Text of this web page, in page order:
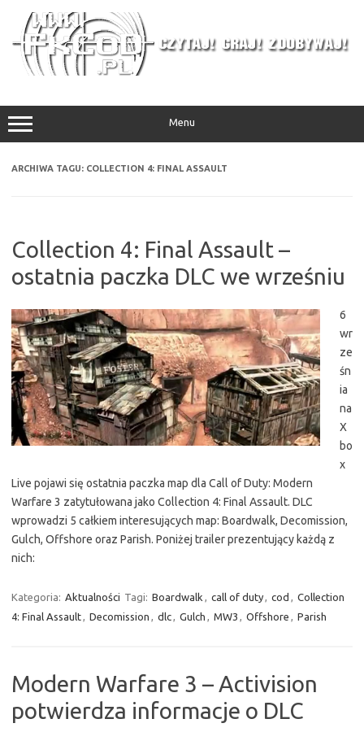
treści
Menu
ARCHIWA TAGU: COLLECTION 4: FINAL ASSAULT
Collection 4: Final Assault –
ostatnia paczka DLC we wrześniu
6
wr
ze
śn
ia
na
X
bo
x
Live pojawi się ostatnia paczka map dla Call of Duty: Modern
Warfare 3 zatytułowana jako Collection 4: Final Assault. DLC
wprowadzi 5 całkiem interesujących map: Boardwalk, Decomission,
Gulch, Offshore oraz Parish. Poniżej trailer prezentujący każdą z
nich:
Kategoria: Aktualności Tagi: Boardwalk call of duty cod
Collection
4: Final Assault
Decomission dlc Gulch MW3 Offshore Parish
Modern Warfare 3 – Activision
potwierdza informacje o DLC